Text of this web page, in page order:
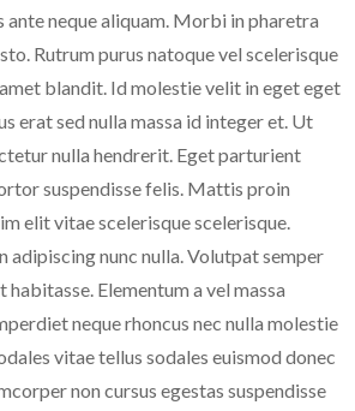
neque aliquam. Morbi in pharetra
Rutrum purus natoque vel scelerisque
blandit. Id molestie velit in eget eget
erat sed nulla massa id integer et. Ut
nulla hendrerit. Eget parturient
suspendisse felis. Mattis proin
elit vitae scelerisque scelerisque.
adipiscing nunc nulla. Volutpat semper
Elementum a vel massa
neque rhoncus nec nulla molestie
vitae tellus sodales euismod donec
non cursus egestas suspendisse